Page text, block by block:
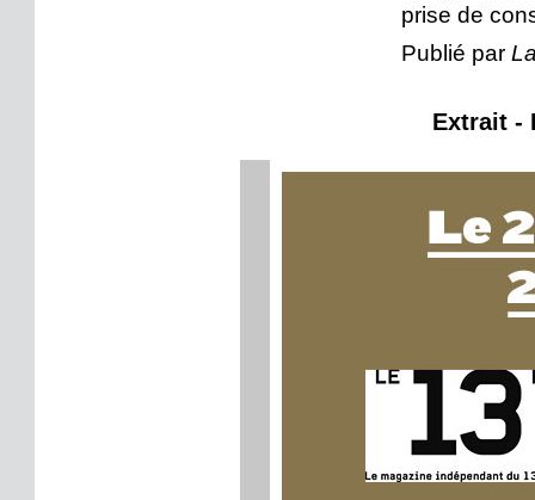
prise de
Publié par
Extrait -